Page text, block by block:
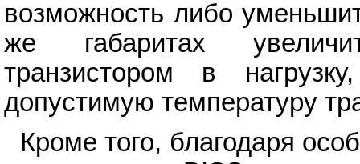
возможность либо
же габаритах
транзистором в
допустимую температуру
Кроме того, благодаря